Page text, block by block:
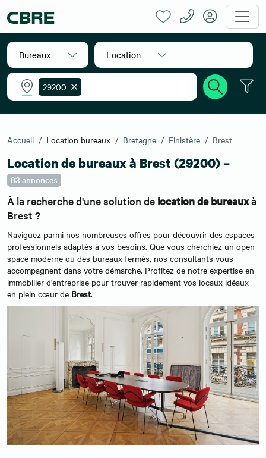
Bureaux Location
29200
Accueil Location bureaux Bretagne Finistère Brest
Location de bureaux à Brest (29200) –
83 annonces
À la recherche d'une solution de location de bureauxà
Brest ?
Naviguez parmi nos nombreuses offres pour découvrir des espaces
professionnels adaptés à vos besoins. Que vous cherchiez un open
space moderne ou des bureaux fermés, nos consultants vous
accompagnent dans votre démarche. Profitez de notre expertise en
immobilier d'entreprise pour trouver rapidement vos locaux idéaux
en plein cœur de Brest.